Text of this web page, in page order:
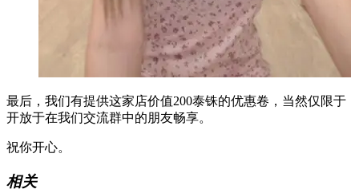
最后，我们有提供这家店价值200泰铢的优惠卷，当然仅限于
开放于在我们交流群中的朋友畅享。
祝你开心。
相关